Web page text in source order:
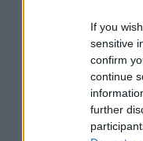
If you
sensitive
confirm
continue
further